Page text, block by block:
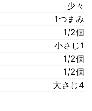
少々
1つまみ
1/2個
小さじ1
1/2個
1/2個
大さじ4